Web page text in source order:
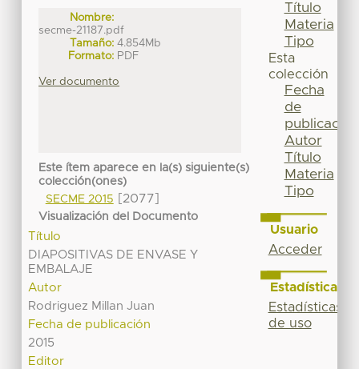
Nombre:
secme-21187.pdf
Tamaño: 4.854Mb
Formato: PDF
Ver documento
Este ítem aparece en la(s) siguiente(s)
colección(ones)
SECME 2015
[2077]
Visualización del Documento
Título
DIAPOSITIVAS DE ENVASE Y
EMBALAJE
Autor
Rodriguez Millan Juan
Fecha de publicación
2015
Editor
Título
Materia
Tipo
Esta
colección
Fecha
de
publicación
Autor
Título
Materia
Tipo
Usuario
Acceder
Estadísticas
Estadísticas
de uso